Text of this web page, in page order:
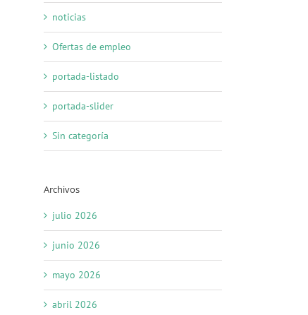
noticias
Ofertas de empleo
portada-listado
portada-slider
Sin categoría
Archivos
julio 2026
junio 2026
mayo 2026
abril 2026